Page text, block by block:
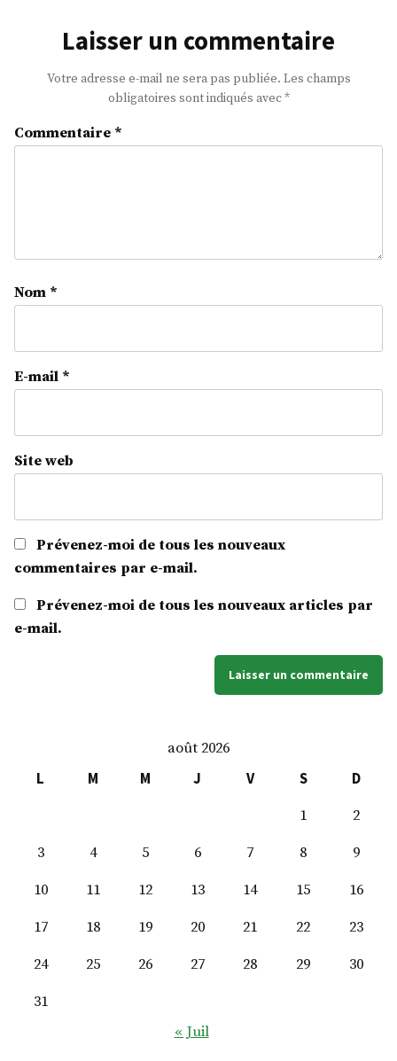
Laisser un commentaire
Votre adresse e-mail ne sera pas publiée. Les champs
obligatoires sont indiqués avec*
Commentaire *
Nom *
E-mail *
Site web
Prévenez-moi de tous les nouveaux
commentaires par e-mail.
Prévenez-moi de tous les nouveaux articles par
e-mail.
août 2026
L
M M J V S
D
1
2
3
4 5 6 7 8
9
10
11 12 13 14 15
16
17
18 19 20 21 22
23
24
25 26 27 28 29
30
31
« Juil